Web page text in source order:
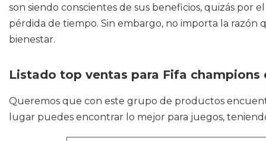
son siendo conscientes de sus beneficios, quizás
pérdida de tiempo. Sin embargo, no importa la razón
bienestar.
Listado top ventas para Fifa champions
Queremos que con este grupo de productos
lugar puedes encontrar lo mejor para juegos,